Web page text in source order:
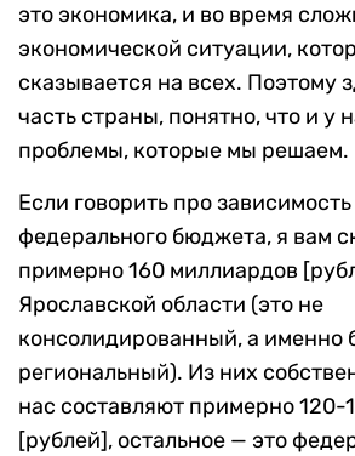
это экономика, и во время
экономической ситуации,
сказывается на всех. Поэтому
часть страны, понятно, что и у
проблемы, которые мы решаем.
Если говорить про зависимость
федерального бюджета, я вам
примерно 160 миллиардов
Ярославской области (это не
консолидированный, а именно
региональный). Из них
нас составляют примерно 120-
[рублей], остальное — это